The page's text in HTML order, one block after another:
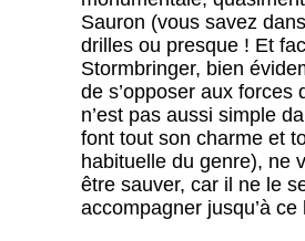
Sauron (vous savez
drilles ou presque ! Et
Stormbringer, bien
de s’opposer aux
n’est pas aussi simple
font tout son charme et
habituelle du genre), ne
être sauver, car il ne le
accompagner jusqu’à